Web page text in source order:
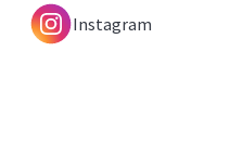
Instagram